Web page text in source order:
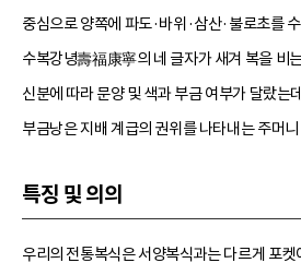
중심으로 양쪽에 파도·바위·삼산·불로초를
수복강녕壽福康寧의 네 글자가 새겨 복을 비
신분에 따라 문양 및 색과 부금 여부가 달랐는
부금낭은 지배 계급의 권위를 나타내는 주머
특징 및 의의
우리의 전통복식은 서양복식과는 다르게 포